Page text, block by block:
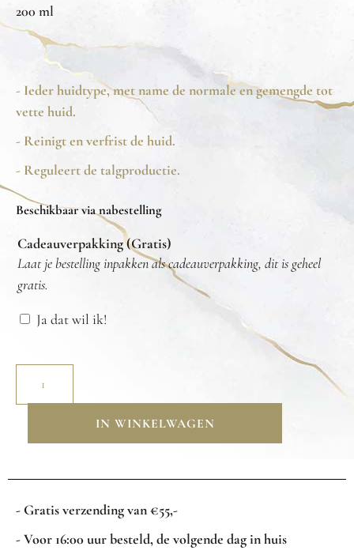
200 ml
- Ieder huidtype, met name de normale en gemengde tot
vette huid.
- Reinigt en verfrist de huid.
- Reguleert de talgproductie.
Beschikbaar via nabestelling
Cadeauverpakking (Gratis)
Laat je bestelling inpakken als cadeauverpakking, dit is geheel
gratis.
Ja dat wil ik!
IN WINKELWAGEN
- Gratis verzending van €55,-
- Voor 16:00 uur besteld, de volgende dag in huis